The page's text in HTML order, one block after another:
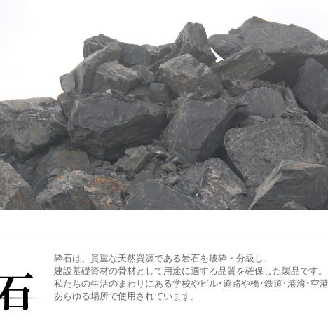
砕石は、貴重な天然資源である岩石を破砕・分級し、
建設基礎資材の骨材として用途に適する品質を確保した製品です。
私たちの生活のまわりにある学校やビル･道路や橋･鉄道･港湾･空
あらゆる場所で使用されています。